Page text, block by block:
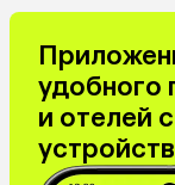
удобного
и отелей
устройств